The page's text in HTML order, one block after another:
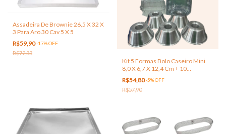
Assadeira De Brownie 26,5 X 32 X
3 Para Aro 30 Cav 5 X 5
R$59,90-17%OFF
R$72,33
Kit 5 Formas Bolo Caseiro Mini
8,0 X 6,7 X 12,4 Cm + 10
Embalagens Transparente
R$54,80-5%OFF
R$57,90